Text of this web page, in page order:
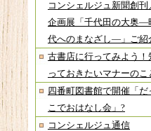
コンシェルジュ新聞創刊
企画展「千代田の大奥―
代へのまなざし―」ご紹
古書店に行ってみよう！
っておきたいマナーのこ
四番町図書館で開催「だ
こでおはなし会」?
コンシェルジュ通信